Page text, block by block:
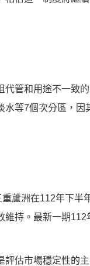
管和用途不一致
等7個次分區，
蘆洲在112年下半
持。最新一期
估市場穩定性的